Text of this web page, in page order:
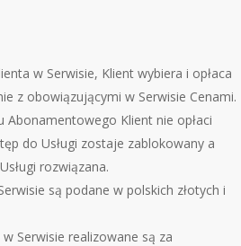
w Serwisie, Klient wybiera i opłaca
z obowiązującymi w Serwisie Cenami.
Abonamentowego Klient nie opłaci
do Usługi zostaje zablokowany a
rozwiązana.
są podane w polskich złotych i
Serwisie realizowane są za